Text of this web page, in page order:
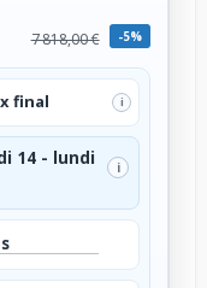
7 818,00 € -5%
final i
14 - lundi
i